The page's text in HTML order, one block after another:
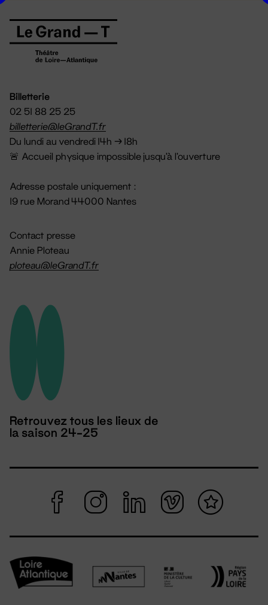
Billetterie
02 51 88 25 25
billetterie@leGrandT.fr
Du lundi au vendredi 14h → 18h
🚨 Accueil physique impossible jusqu'à l'ouverture
Adresse postale uniquement :
19 rue Morand 44000 Nantes
Contact presse
Annie Ploteau
ploteau@leGrandT.fr
Retrouvez tous les lieux de
la saison 24-25